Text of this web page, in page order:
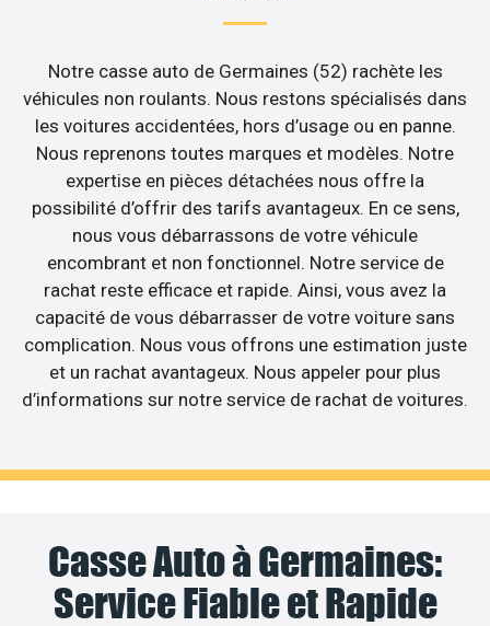
Notre casse auto de Germaines (52) rachète les
véhicules non roulants. Nous restons spécialisés dans
les voitures accidentées, hors d’usage ou en panne.
Nous reprenons toutes marques et modèles. Notre
expertise en pièces détachées nous offre la
possibilité d’offrir des tarifs avantageux. En ce sens,
nous vous débarrassons de votre véhicule
encombrant et non fonctionnel. Notre service de
rachat reste efficace et rapide. Ainsi, vous avez la
capacité de vous débarrasser de votre voiture sans
complication. Nous vous offrons une estimation juste
et un rachat avantageux. Nous appeler pour plus
d’informations sur notre service de rachat de voitures.
Casse Auto à Germaines:
Service Fiable et Rapide